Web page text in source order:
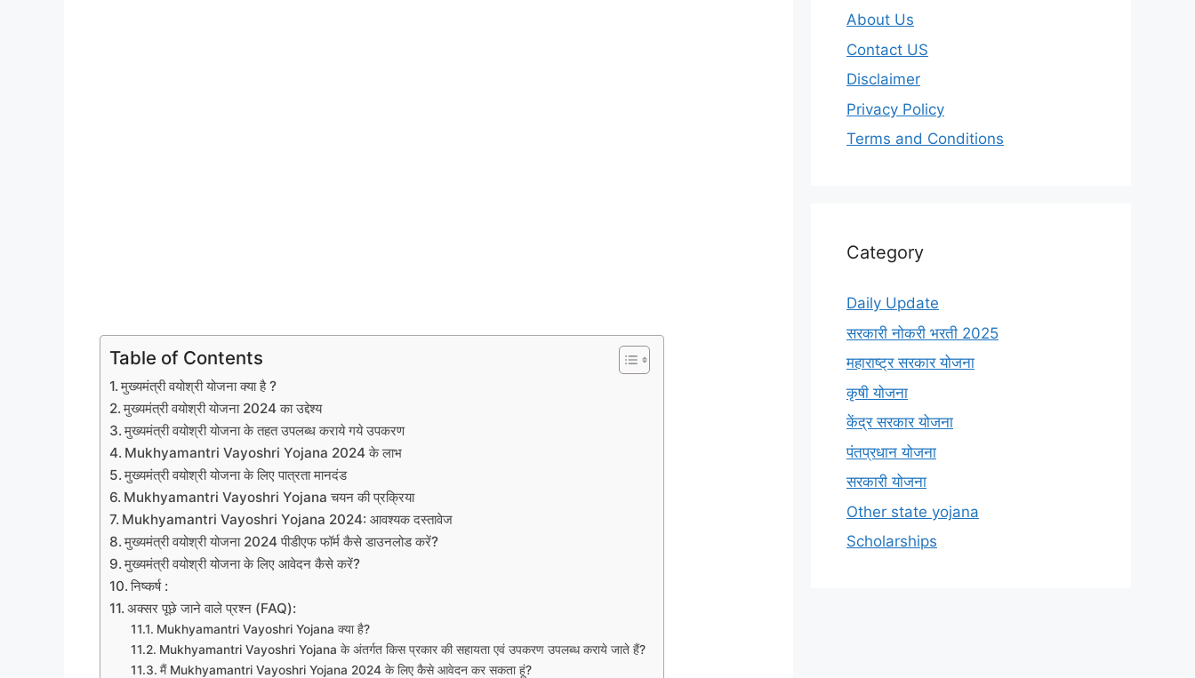
Table of Contents
मुख्यमंत्री वयोश्री योजना क्या है ?
मुख्यमंत्री वयोश्री योजना 2024 का उद्देश्य
मुख्यमंत्री वयोश्री योजना के तहत उपलब्ध कराये गये उपकरण
Mukhyamantri Vayoshri Yojana 2024 के लाभ
मुख्यमंत्री वयोश्री योजना के लिए पात्रता मानदंड
Mukhyamantri Vayoshri Yojana चयन की प्रक्रिया
Mukhyamantri Vayoshri Yojana 2024: आवश्यक दस्तावेज
मुख्यमंत्री वयोश्री योजना 2024 पीडीएफ फॉर्म कैसे डाउनलोड करें?
मुख्यमंत्री वयोश्री योजना के लिए आवेदन कैसे करें?
निष्कर्ष :
अक्सर पूछे जाने वाले प्रश्न (FAQ):
Mukhyamantri Vayoshri Yojana क्या है?
Mukhyamantri Vayoshri Yojana के अंतर्गत किस प्रकार की सहायता एवं उपकरण उपलब्ध कराये जाते हैं?
मैं Mukhyamantri Vayoshri Yojana 2024 के लिए कैसे आवेदन कर सकता हूं?
About Us
Contact US
Disclaimer
Privacy Policy
Terms and Conditions
Category
Daily Update
सरकारी नोकरी भरती 2025
महाराष्ट्र सरकार योजना
कृषी योजना
केंद्र सरकार योजना
पंतप्रधान योजना
सरकारी योजना
Other state yojana
Scholarships